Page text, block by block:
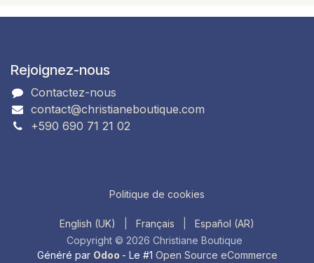
Rejoignez-nous
Contactez-nous
contact@christianeboutique.com
+590 690 71 21 02
Politique de cookies
Copyright © 2026 Christiane Boutique
English (UK) Français Español (AR)
Généré par Odoo - Le #1 Open Source eCommerce